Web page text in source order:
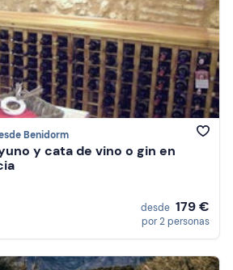
Benidorm
y cata de vino o gin en
desde 179 €
por 2 personas